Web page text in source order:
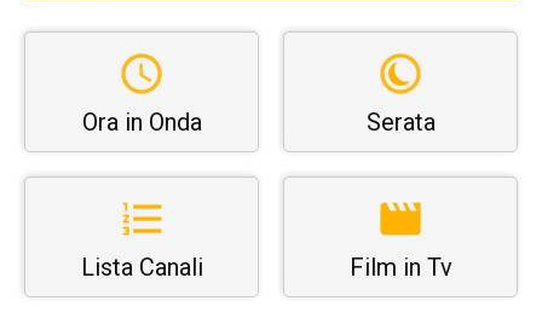
Ora in Onda Serata
Lista Canali Film in Tv